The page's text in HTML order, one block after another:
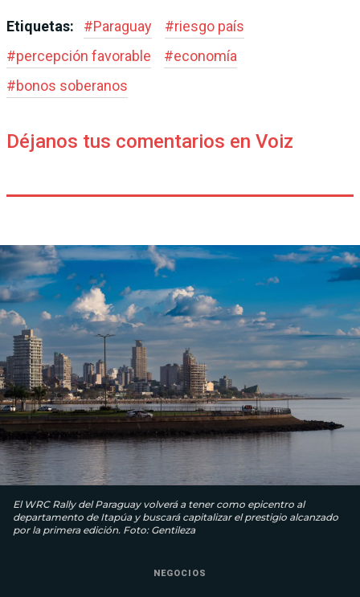
Etiquetas: #Paraguay #riesgo país
#percepción favorable #economía
#bonos soberanos
Déjanos tus comentarios en Voiz
El WRC Rally del Paraguay volverá a tener como epicentro al
departamento de Itapúa y buscará capitalizar el prestigio alcanzado
por la primera edición. Foto: Gentileza
NEGOCIOS